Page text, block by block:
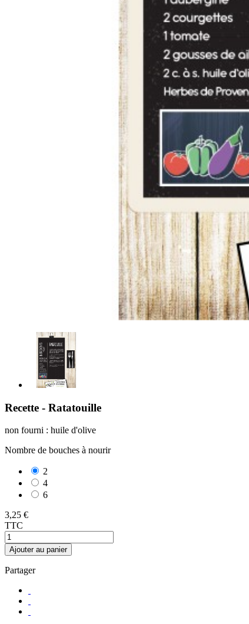
Recette - Ratatouille
non fourni : huile d'olive
Nombre de bouches à nourir
2
4
6
3,25 €
TTC
Ajouter au panier
Partager